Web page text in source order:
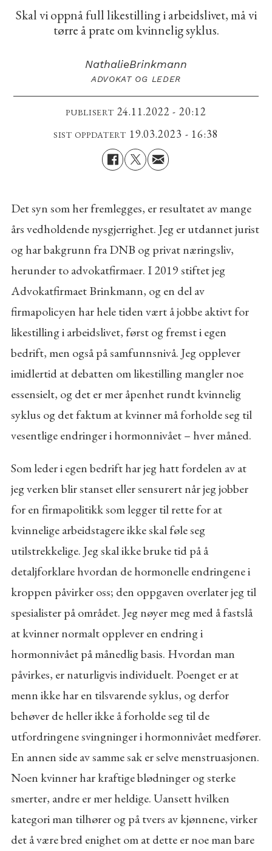
Skal vi oppnå full likestilling i arbeidslivet, må vi
tørre å prate om kvinnelig syklus.
NathalieBrinkmann
ADVOKAT OG LEDER
PUBLISERT 24.11.2022 - 20:12
SIST OPPDATERT 19.03.2023 - 16:38
Det syn som her fremlegges, er resultatet av mange
års vedholdende nysgjerrighet. Jeg er utdannet jurist
og har bakgrunn fra DNB og privat næringsliv,
herunder to advokatfirmaer. I 2019 stiftet jeg
Advokatfirmaet Brinkmann, og en del av
firmapolicyen har hele tiden vært å jobbe aktivt for
likestilling i arbeidslivet, først og fremst i egen
bedrift, men også på samfunnsnivå. Jeg opplever
imidlertid at debatten om likestilling mangler noe
essensielt, og det er mer åpenhet rundt kvinnelig
syklus og det faktum at kvinner må forholde seg til
vesentlige endringer i hormonnivået – hver måned.
Som leder i egen bedrift har jeg hatt fordelen av at
jeg verken blir stanset eller sensurert når jeg jobber
for en firmapolitikk som legger til rette for at
kvinnelige arbeidstagere ikke skal føle seg
utilstrekkelige. Jeg skal ikke bruke tid på å
detaljforklare hvordan de hormonelle endringene i
kroppen påvirker oss; den oppgaven overlater jeg til
spesialister på området. Jeg nøyer meg med å fastslå
at kvinner normalt opplever en endring i
hormonnivået på månedlig basis. Hvordan man
påvirkes, er naturligvis individuelt. Poenget er at
menn ikke har en tilsvarende syklus, og derfor
behøver de heller ikke å forholde seg til de
utfordringene svingninger i hormonnivået medfører.
En annen side av samme sak er selve menstruasjonen.
Noen kvinner har kraftige blødninger og sterke
smerter, andre er mer heldige. Uansett hvilken
kategori man tilhører og på tvers av kjønnene, virker
det å være bred enighet om at dette er noe man bare